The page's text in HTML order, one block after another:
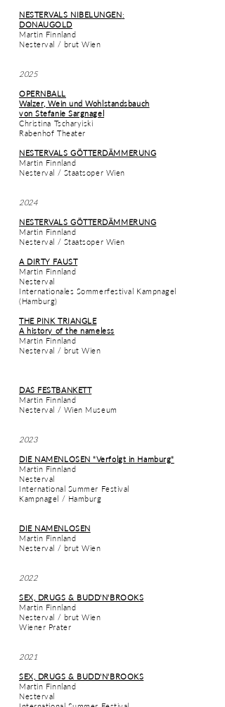
NESTERVALS NIBELUNGEN:
DONAUGOLD
Martin Finnland
Nesterval / brut Wien
2025
OPERNBALL
Walzer, Wein und Wohlstandsbauch
von Stefanie Sargnagel
Christina Tscharyiski
Rabenhof Theater
NESTERVALS GÖTTERDÄMMERUNG
Martin Finnland
Nesterval / Staatsoper Wien
2024
NESTERVALS GÖTTERDÄMMERUNG
Martin Finnland
Nesterval / Staatsoper Wien
A DIRTY FAUST
Martin Finnland
Nesterval
Internationales Sommerfestival Kampnagel
(Hamburg)
THE PINK TRIANGLE
A history of the nameless
Martin Finnland
Nesterval / brut Wien
DAS FESTBANKETT
Martin Finnland
Nesterval / Wien Museum
2023
DIE NAMENLOSEN "Verfolgt in Hamburg"
Martin Finnland
Nesterval
International Summer Festival
Kampnagel / Hamburg
DIE NAMENLOSEN
Martin Finnland
Nesterval / brut Wien
2022
SEX, DRUGS & BUDD'N'BROOKS
Martin Finnland
Nesterval / brut Wien
Wiener Prater
2021
SEX, DRUGS & BUDD'N'BROOKS
Martin Finnland
Nesterval